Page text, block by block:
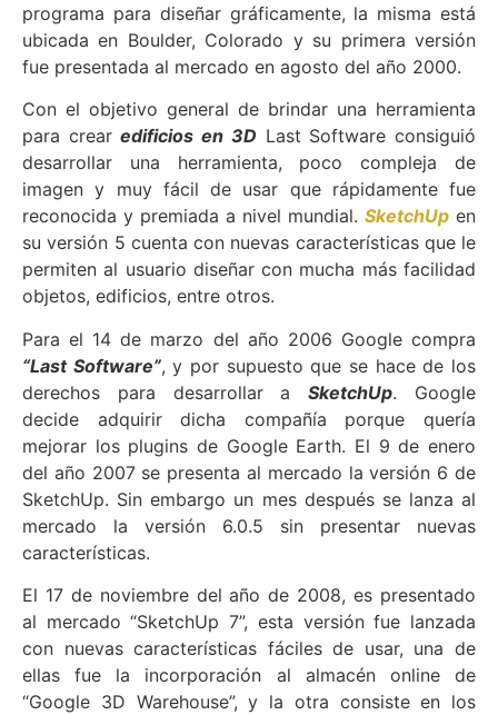
programa para diseñar gráficamente, la misma está
ubicada en Boulder, Colorado y su primera versión
fue presentada al mercado en agosto del año 2000.
Con el objetivo general de brindar una herramienta
para crearedificios en 3D Last Software consiguió
desarrollar una herramienta, poco compleja de
imagen y muy fácil de usar que rápidamente fue
reconocida y premiada a nivel mundial. SketchUp en
su versión 5 cuenta con nuevas características que le
permiten al usuario diseñar con mucha más facilidad
objetos, edificios, entre otros.
Para el 14 de marzo del año 2006 Google compra
“Last Software”, y por supuesto que se hace de los
derechos para desarrollar aSketchUp. Google
decide adquirir dicha compañía porque quería
mejorar los plugins de Google Earth. El 9 de enero
del año 2007 se presenta al mercado la versión 6 de
SketchUp. Sin embargo un mes después se lanza al
mercado la versión 6.0.5 sin presentar nuevas
características.
El 17 de noviembre del año de 2008, es presentado
al mercado “SketchUp 7”, esta versión fue lanzada
con nuevas características fáciles de usar, una de
ellas fue la incorporación al almacén online de
“Google 3D Warehouse”, y la otra consiste en los